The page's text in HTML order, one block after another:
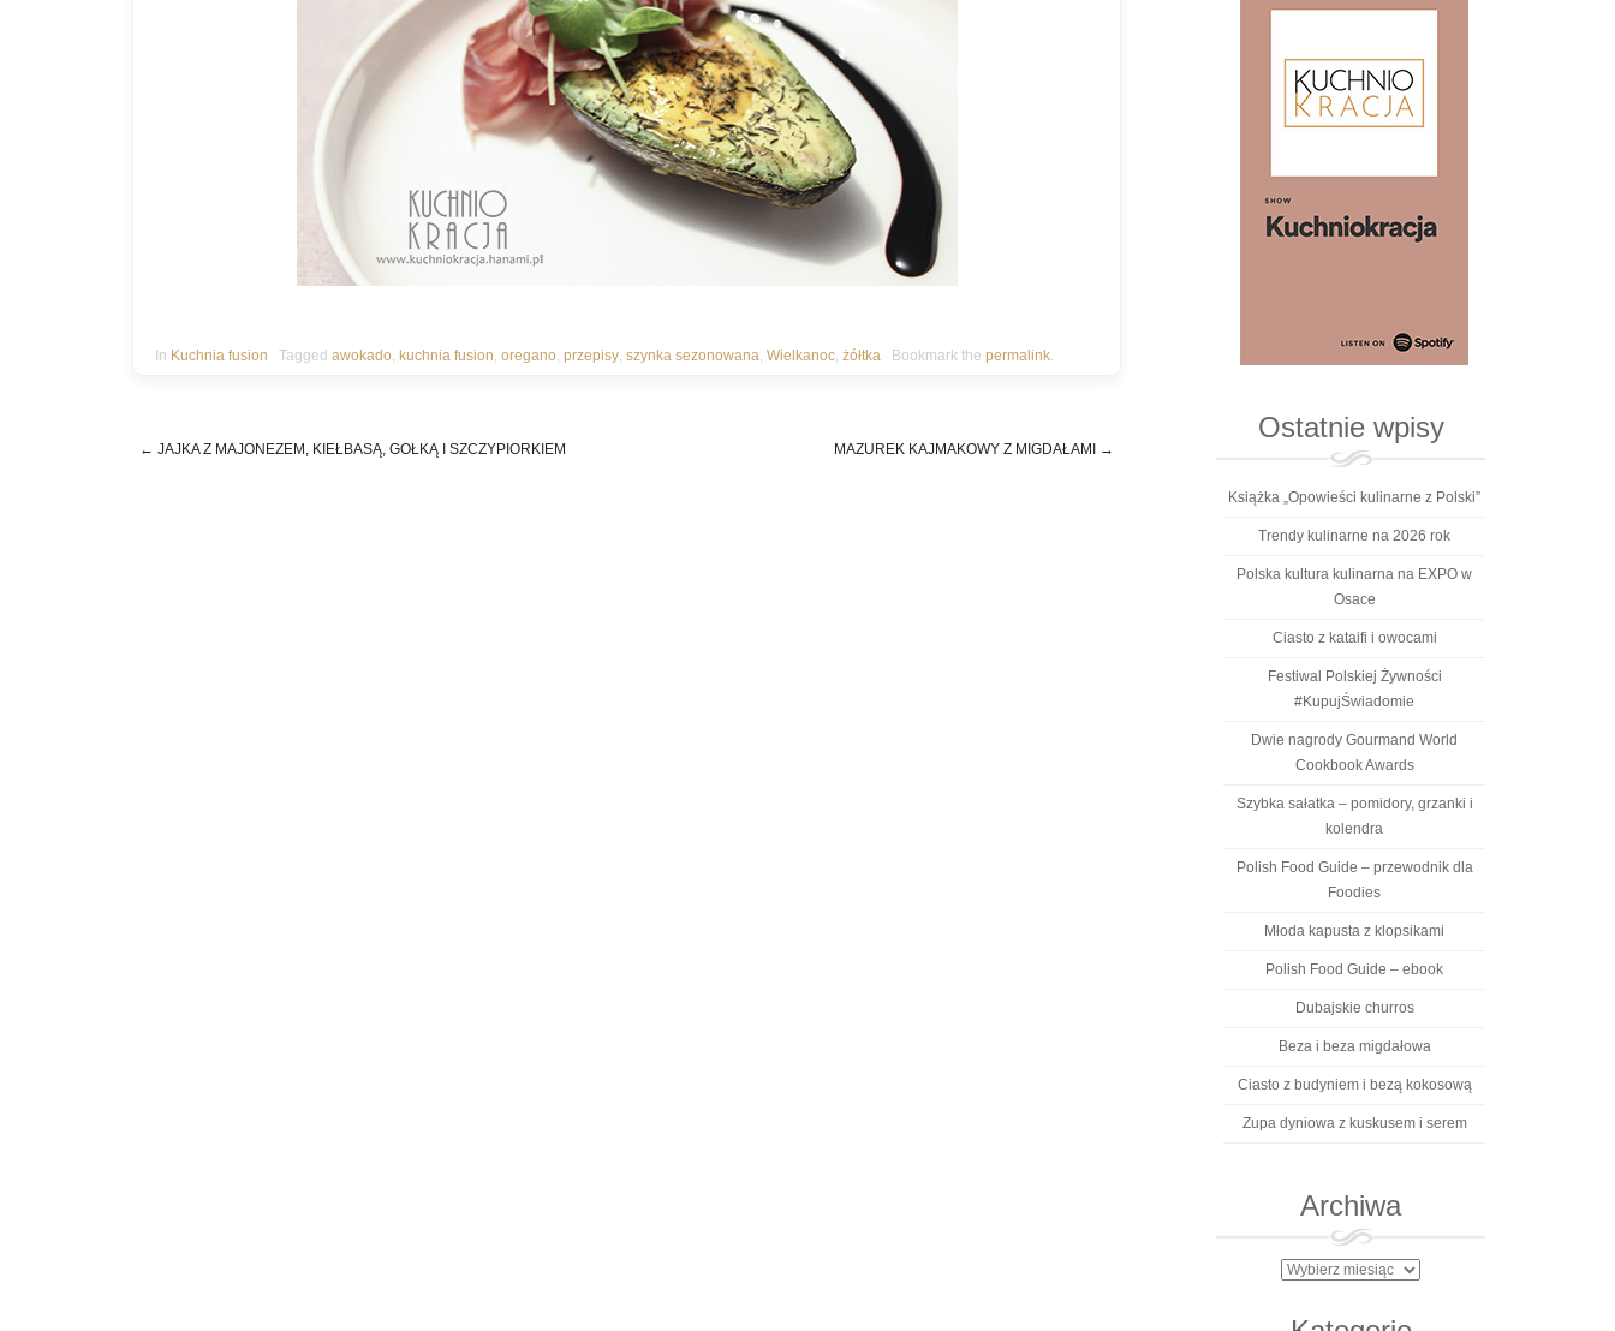
In Kuchnia fusion Tagged awokado, kuchnia fusion, oregano, przepisy, szynka sezonowana, Wielkanoc, żółtka Bookmark the permalink.
← JAJKA Z MAJONEZEM, KIEŁBASĄ, GOŁKĄ I SZCZYPIORKIEM MAZUREK KAJMAKOWY Z MIGDAŁAMI →
Ostatnie wpisy
Książka „Opowieści kulinarne z Polski”
Trendy kulinarne na 2026 rok
Polska kultura kulinarna na EXPO w
Osace
Ciasto z kataifi i owocami
Festiwal Polskiej Żywności
#KupujŚwiadomie
Dwie nagrody Gourmand World
Cookbook Awards
Szybka sałatka – pomidory, grzanki i
kolendra
Polish Food Guide – przewodnik dla
Foodies
Młoda kapusta z klopsikami
Polish Food Guide – ebook
Dubajskie churros
Beza i beza migdałowa
Ciasto z budyniem i bezą kokosową
Zupa dyniowa z kuskusem i serem
Archiwa
Archiwa